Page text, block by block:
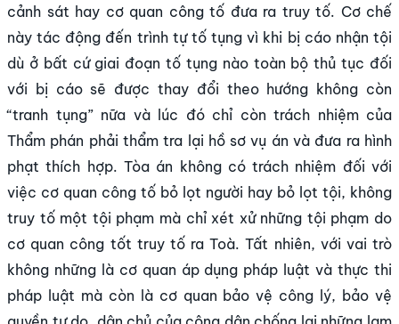
cảnh sát hay cơ quan công tố đưa ra truy tố. Cơ chế
này tác động đến trình tự tố tụng vì khi bị cáo nhận tội
dù ở bất cứ giai đoạn tố tụng nào toàn bộ thủ tục đối
với bị cáo sẽ được thay đổi theo hướng không còn
“tranh tụng” nữa và lúc đó chỉ còn trách nhiệm của
Thẩm phán phải thẩm tra lại hồ sơ vụ án và đưa ra hình
phạt thích hợp. Tòa án không có trách nhiệm đối với
việc cơ quan công tố bỏ lọt người hay bỏ lọt tội, không
truy tố một tội phạm mà chỉ xét xử những tội phạm do
cơ quan công tốt truy tố ra Toà. Tất nhiên, với vai trò
không những là cơ quan áp dụng pháp luật và thực thi
pháp luật mà còn là cơ quan bảo vệ công lý, bảo vệ